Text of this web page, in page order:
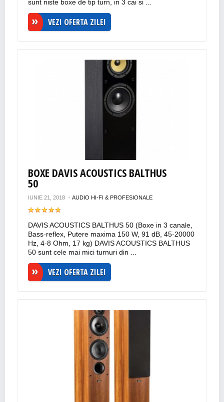
sunt niste boxe de tip turn, in 3 cai si ...
VEZI OFERTA ZILEI
BOXE DAVIS ACOUSTICS BALTHUS
50
IUNIE 21, 2018 AUDIO HI-FI & PROFESIONALE
DAVIS ACOUSTICS BALTHUS 50 (Boxe in 3 canale,
Bass-reflex, Putere maxima 150 W, 91 dB, 45-20000
Hz, 4-8 Ohm, 17 kg) DAVIS ACOUSTICS BALTHUS
50 sunt cele mai mici turnuri din ...
VEZI OFERTA ZILEI